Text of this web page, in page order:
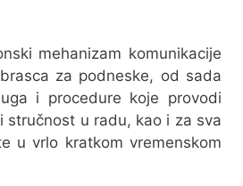
mehanizam komunikacije
za podneske, od sada
i procedure koje provodi
stručnost u radu, kao i za sva
u vrlo kratkom vremenskom